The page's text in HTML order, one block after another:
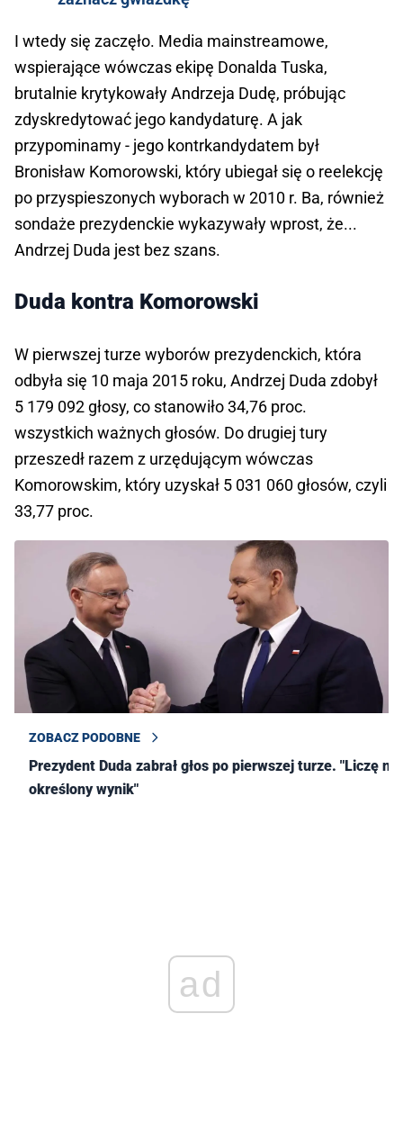
I wtedy się zaczęło. Media mainstreamowe,
wspierające wówczas ekipę Donalda Tuska,
brutalnie krytykowały Andrzeja Dudę, próbując
zdyskredytować jego kandydaturę. A jak
przypominamy - jego kontrkandydatem był
Bronisław Komorowski, który ubiegał się o reelekcję
po przyspieszonych wyborach w 2010 r. Ba, również
sondaże prezydenckie wykazywały wprost, że...
Andrzej Duda jest bez szans.
Duda kontra Komorowski
W pierwszej turze wyborów prezydenckich, która
odbyła się 10 maja 2015 roku, Andrzej Duda zdobył
5 179 092 głosy, co stanowiło 34,76 proc.
wszystkich ważnych głosów. Do drugiej tury
przeszedł razem z urzędującym wówczas
Komorowskim, który uzyskał 5 031 060 głosów, czyli
33,77 proc.
ZOBACZ PODOBNE
Prezydent Duda zabrał głos po pierwszej turze. "Liczę na
określony wynik"
ad